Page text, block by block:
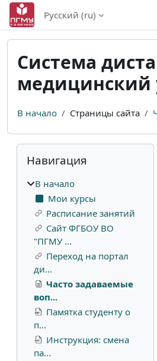
Перейти к основному содержанию
Русский ‎(ru)‎
Система
медицинский
В начало Страницы сайта
Блоки
Пропустить Навигация
Навигация
В начало
Мои курсы
Расписание занятий
Сайт ФГБОУ ВО
"ПГМУ ...
Переход на портал
ди...
Часто задаваемые
воп...
Памятка студенту о
п...
Инструкция: смена
па...